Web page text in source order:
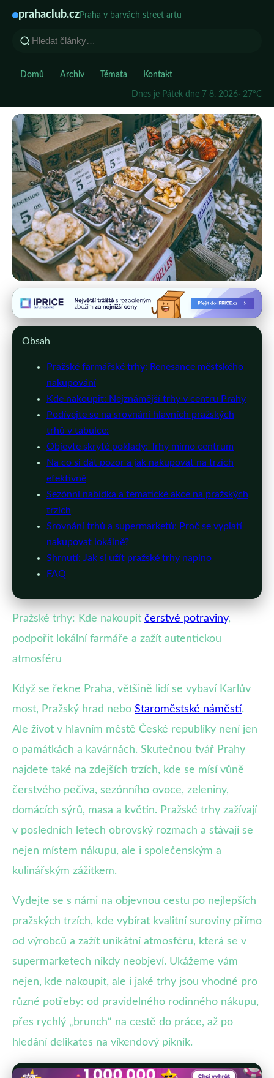
prahaclub.czPraha v barvách street artu
Domů Archiv Témata Kontakt
Dnes je Pátek dne 7 8. 2026· 27°C
prahaclub.cz
Pražské Farmářské Trhy:
13. 3. 2026 · 11 min čtení · Autor: Michaela Nováková
Obsah
Pražské farmářské trhy: Renesance městského
nakupování
Kde nakoupit: Nejznámější trhy v centru Prahy
Podívejte se na srovnání hlavních pražských
trhů v tabulce:
Objevte skryté poklady: Trhy mimo centrum
Na co si dát pozor a jak nakupovat na trzích
efektivně
Sezónní nabídka a tematické akce na pražských
trzích
Srovnání trhů a supermarketů: Proč se vyplatí
nakupovat lokálně?
Shrnutí: Jak si užít pražské trhy naplno
FAQ
Pražské trhy: Kde nakoupit čerstvé potraviny,
podpořit lokální farmáře a zažít autentickou
atmosféru
Když se řekne Praha, většině lidí se vybaví Karlův
most, Pražský hrad nebo Staroměstské náměstí.
Ale život v hlavním městě České republiky není jen
o památkách a kavárnách. Skutečnou tvář Prahy
najdete také na zdejších trzích, kde se mísí vůně
čerstvého pečiva, sezónního ovoce, zeleniny,
domácích sýrů, masa a květin. Pražské trhy zažívají
v posledních letech obrovský rozmach a stávají se
nejen místem nákupu, ale i společenským a
kulinářským zážitkem.
Vydejte se s námi na objevnou cestu po nejlepších
pražských trzích, kde vybírat kvalitní suroviny přímo
od výrobců a zažít unikátní atmosféru, která se v
supermarketech nikdy neobjeví. Ukážeme vám
nejen, kde nakoupit, ale i jaké trhy jsou vhodné pro
různé potřeby: od pravidelného rodinného nákupu,
přes rychlý „brunch“ na cestě do práce, až po
hledání delikates na víkendový piknik.